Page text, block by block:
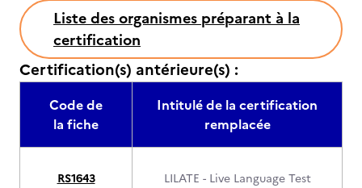
Liste des organismes préparant à la
certification
Certification(s) antérieure(s) :
Code de
la fiche
Intitulé de la certification
remplacée
RS1643 LILATE - Live Language Test